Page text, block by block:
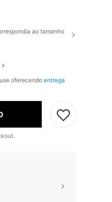
ao tamanho
oferecendo entrega